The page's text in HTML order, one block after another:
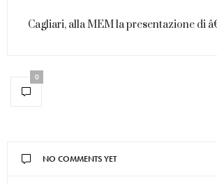
Cagliari, alla MEM la presentazione di
0
NO COMMENTS YET